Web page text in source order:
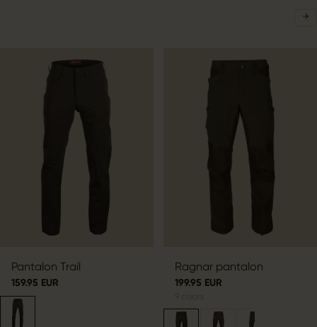
Pantalon Trail
159.95 EUR
Ragnar pantalon
199.95 EUR